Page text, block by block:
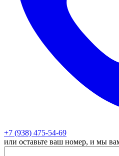
+7 (938) 475-54-69
или оставьте ваш номер, и мы